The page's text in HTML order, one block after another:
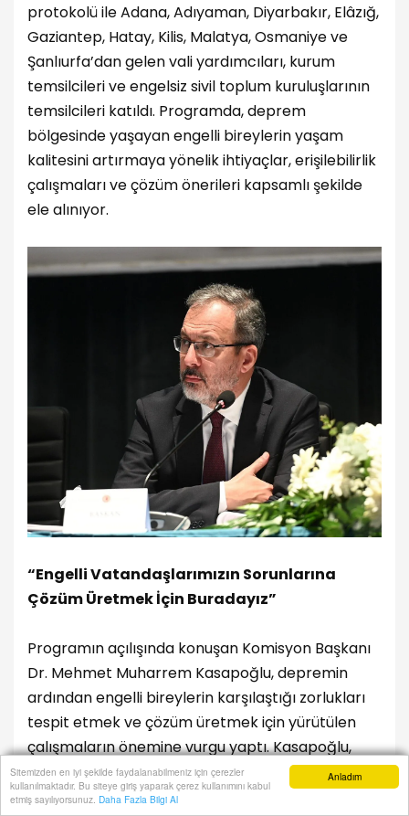
Anladım
Sitemizden en iyi şekilde faydalanabilmeniz için çerezler
kullanılmaktadır. Bu siteye giriş yaparak çerez kullanımını kabul
etmiş sayılıyorsunuz. Daha Fazla Bilgi Al
protokolü ile Adana, Adıyaman, Diyarbakır, Elâzığ,
Gaziantep, Hatay, Kilis, Malatya, Osmaniye ve
Şanlıurfa’dan gelen vali yardımcıları, kurum
temsilcileri ve engelsiz sivil toplum kuruluşlarının
temsilcileri katıldı. Programda, deprem
bölgesinde yaşayan engelli bireylerin yaşam
kalitesini artırmaya yönelik ihtiyaçlar, erişilebilirlik
çalışmaları ve çözüm önerileri kapsamlı şekilde
ele alınıyor.
“Engelli Vatandaşlarımızın Sorunlarına
Çözüm Üretmek İçin Buradayız”
Programın açılışında konuşan Komisyon Başkanı
Dr. Mehmet Muharrem Kasapoğlu, depremin
ardından engelli bireylerin karşılaştığı zorlukları
tespit etmek ve çözüm üretmek için yürütülen
çalışmaların önemine vurgu yaptı. Kasapoğlu,
“Deprem büyük bir felaketti ve bu süreçte engelli
vatandaşlarımızın yükü iki kat arttı. Bugün burada,
Anasayfa Yazarlar Haber Ara